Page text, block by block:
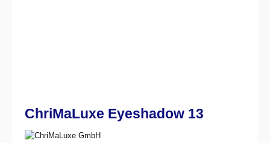
ChriMaLuxe Eyeshadow 13